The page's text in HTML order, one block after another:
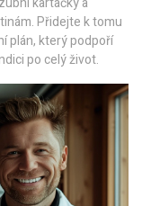
Přidejte k tomu
plán, který podpoří
po celý život.